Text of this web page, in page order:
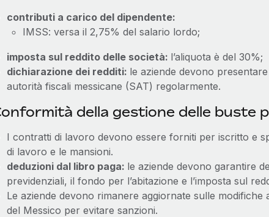
contributi a carico del dipendente:
IMSS: versa il 2,75% del salario lordo;
imposta sul reddito delle società: l’aliquota è del 30%;
dichiarazione dei redditi: le aziende devono
autorità fiscali messicane (SAT) regolarmente.
della gestione delle buste
I contratti di lavoro devono essere forniti per iscritto e
di lavoro e le mansioni.
deduzioni dal libro paga: le aziende devono garantire
previdenziali, il fondo per l’abitazione e l’imposta sul
Le aziende devono rimanere aggiornate sulle
del Messico per evitare sanzioni.